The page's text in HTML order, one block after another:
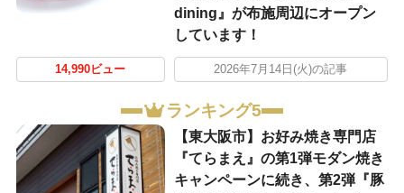
dining』が布施周辺にオープン
しています！
14,990ビュー 2026年7月14日(火)の記事
ランキング5
【東大阪市】お好み焼き専門店
『てらまえ』の第1弾モダン焼き
キャンペーンに続き、第2弾『豚